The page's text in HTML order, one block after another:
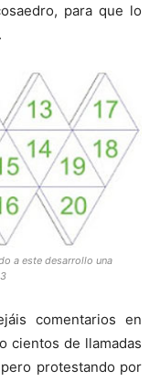
para que lo
a este desarrollo una
comentarios en
cientos de llamadas
protestando por